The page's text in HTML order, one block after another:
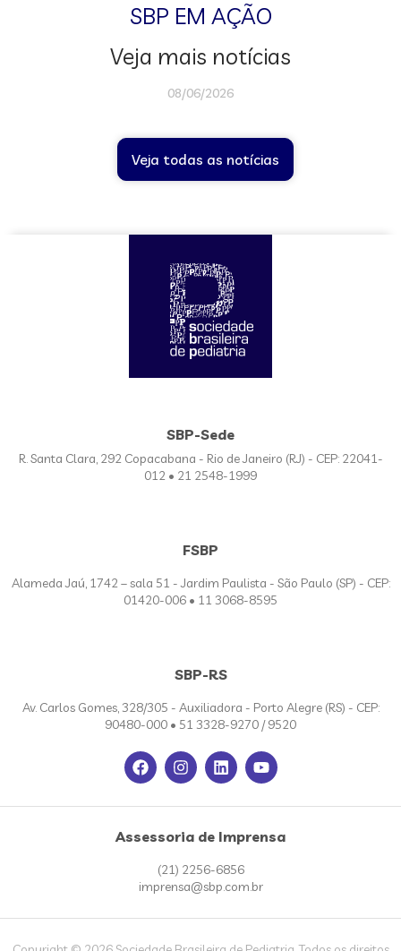
SBP EM AÇÃO
Veja mais notícias
08/06/2026
Veja todas as notícias
SBP-Sede
R. Santa Clara, 292 Copacabana - Rio de Janeiro (RJ) - CEP: 22041-
012 • 21 2548-1999
FSBP
Alameda Jaú, 1742 – sala 51 - Jardim Paulista - São Paulo (SP) - CEP:
01420-006 • 11 3068-8595
SBP-RS
Av. Carlos Gomes, 328/305 - Auxiliadora - Porto Alegre (RS) - CEP:
90480-000 • 51 3328-9270 / 9520
Assessoria de Imprensa
(21) 2256-6856
imprensa@sbp.com.br